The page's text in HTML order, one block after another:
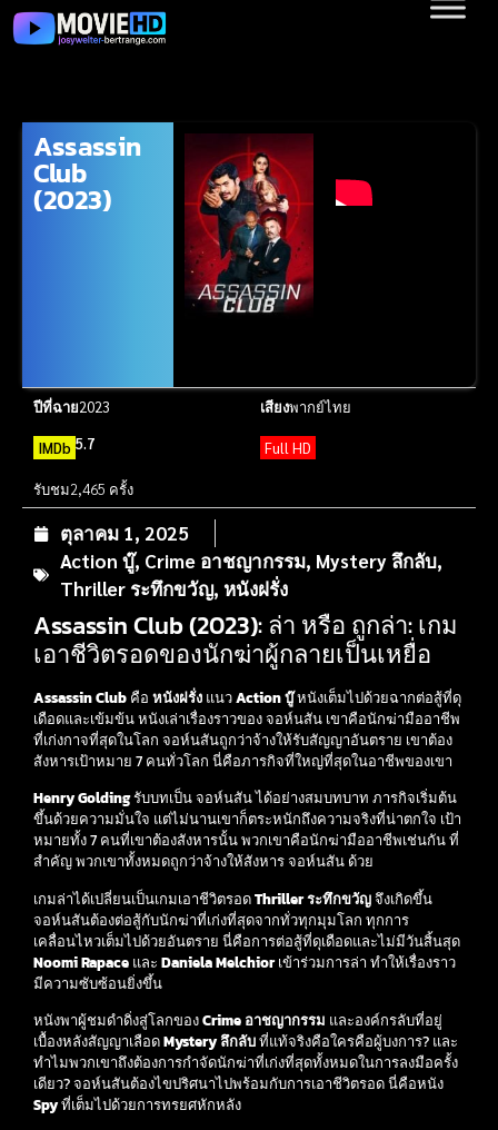
Assassin
Club
(2023)
ปีที่ฉาย2023 เสียงพากย์ไทย
IMDb 5.7 Full HD
รับชม2,465 ครั้ง
ตุลาคม 1, 2025
Action บู๊, Crime อาชญากรรม, Mystery ลึกลับ,
Thriller ระทึกขวัญ, หนังฝรั่ง
Assassin Club (2023): ล่า หรือ ถูกล่า: เกม
เอาชีวิตรอดของนักฆ่าผู้กลายเป็นเหยื่อ
Assassin Club คือ หนังฝรั่ง แนวAction บู๊หนังเต็มไปด้วยฉากต่อสู้ที่ดุ
เดือดและเข้มข้น หนังเล่าเรื่องราวของ จอห์นสัน เขาคือนักฆ่ามืออาชีพ
ที่เก่งกาจที่สุดในโลก จอห์นสันถูกว่าจ้างให้รับสัญญาอันตราย เขาต้อง
สังหารเป้าหมาย 7 คนทั่วโลก นี่คือภารกิจที่ใหญ่ที่สุดในอาชีพของเขา
Henry Goldingรับบทเป็น จอห์นสัน ได้อย่างสมบทบาท ภารกิจเริ่มต้น
ขึ้นด้วยความมั่นใจ แต่ไม่นานเขาก็ตระหนักถึงความจริงที่น่าตกใจ เป้า
หมายทั้ง 7 คนที่เขาต้องสังหารนั้น พวกเขาคือนักฆ่ามืออาชีพเช่นกัน ที่
สำคัญ พวกเขาทั้งหมดถูกว่าจ้างให้สังหาร จอห์นสัน ด้วย
เกมล่าได้เปลี่ยนเป็นเกมเอาชีวิตรอดThriller ระทึกขวัญจึงเกิดขึ้น
จอห์นสันต้องต่อสู้กับนักฆ่าที่เก่งที่สุดจากทั่วทุกมุมโลก ทุกการ
เคลื่อนไหวเต็มไปด้วยอันตราย นี่คือการต่อสู้ที่ดุเดือดและไม่มีวันสิ้นสุด
Noomi Rapace และ Daniela Melchiorเข้าร่วมการล่า ทำให้เรื่องราว
มีความซับซ้อนยิ่งขึ้น
หนังพาผู้ชมดำดิ่งสู่โลกของCrime อาชญากรรม และองค์กรลับที่อยู่
เบื้องหลังสัญญาเลือดMystery ลึกลับที่แท้จริงคือใครคือผู้บงการ? และ
ทำไมพวกเขาถึงต้องการกำจัดนักฆ่าที่เก่งที่สุดทั้งหมดในการลงมือครั้ง
เดียว? จอห์นสันต้องไขปริศนาไปพร้อมกับการเอาชีวิตรอด นี่คือหนัง
Spyที่เต็มไปด้วยการทรยศหักหลัง